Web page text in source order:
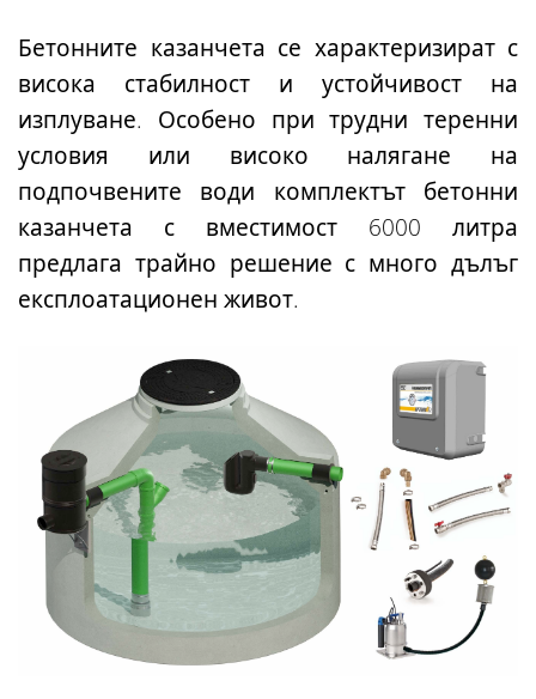
Бетонните казанчета се характеризират с
висока стабилност и устойчивост на
изплуване. Особено при трудни теренни
условия или високо налягане на
подпочвените води комплектът бетонни
казанчета с вместимост 6000 литра
предлага трайно решение с много дълъг
експлоатационен живот.